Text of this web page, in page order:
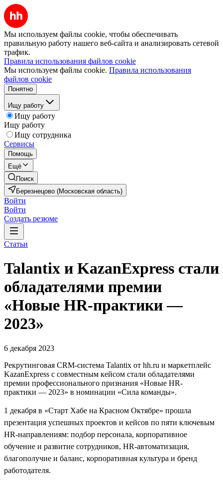
Мы используем файлы cookie, чтобы обеспечивать
правильную работу нашего веб-сайта и анализировать сетевой
трафик.
Правила использования файлов cookie
Мы используем файлы cookie. Правила использования
файлов cookie
Понятно
Ищу работу
Ищу работу
Ищу работу
Ищу сотрудника
Сервисы
Помощь
Ещё
Поиск
Березнецово (Московская область)
Войти
Войти
Создать резюме
Статьи
Talantix и KazanExpress стали
обладателями премии
«Новые HR-практики —
2023»
6 декабря 2023
Рекрутинговая CRM-система Talantix от hh.ru и маркетплейс
KazanExpress с совместным кейсом стали обладателями
премии профессионального признания «Новые HR-
практики — 2023» в номинации «Сила команды».
1 декабря в «Старт Хабе на Красном Октябре» прошла
презентация успешных проектов и кейсов по пяти ключевым
HR-направлениям: подбор персонала, корпоративное
обучение и развитие сотрудников, HR-автоматизация,
благополучие и баланс, корпоративная культура и бренд
работодателя.